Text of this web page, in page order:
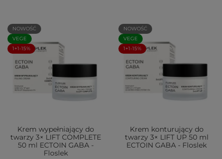
NOWOŚĆ
VEGE
1+1-15%
Krem wypełniający do
twarzy 3× LIFT COMPLETE
50 ml ECTOIN GABA -
Floslek
NOWOŚĆ
VEGE
1+1-15%
Krem konturujący do
twarzy 3× LIFT UP 50 ml
ECTOIN GABA - Floslek